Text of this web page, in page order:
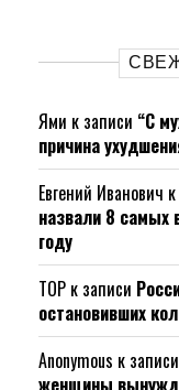
Ями к записи “С
причина
Евгений Иванович
назвали 8 самых
году
ТОР к записи
остановивших
Anonymous к записи
женщины